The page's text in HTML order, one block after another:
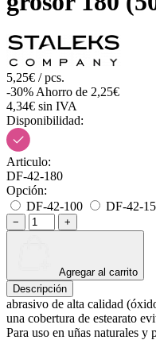
5,25€ / pcs.
-30% Ahorro de 2,25€
4,34€ sin IVA
Disponibilidad:
Articulo:
DF-42-180
Opción:
DF-42-100
DF-42-
− +
Agregar al carrito
Descripción
abrasivo de alta calidad
una cobertura de estearato
Para uso en uñas naturales y